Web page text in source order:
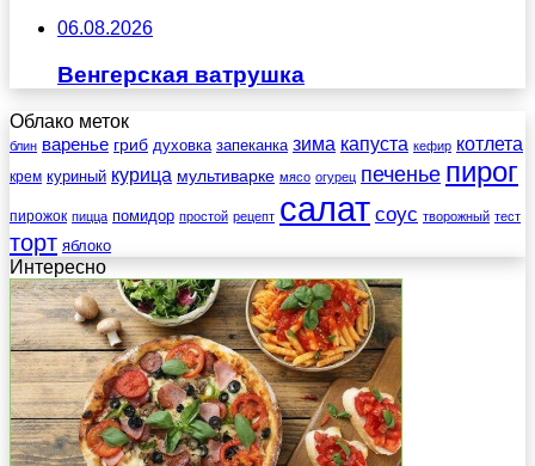
06.08.2026
Венгерская ватрушка
Облако меток
блин варенье гриб духовка запеканка зима капуста кефир котлета
крем куриный курица мультиварке мясо огурец печенье пирог
пирожок пицца помидор простой рецепт салат соус творожный тест
торт яблоко
Интересно